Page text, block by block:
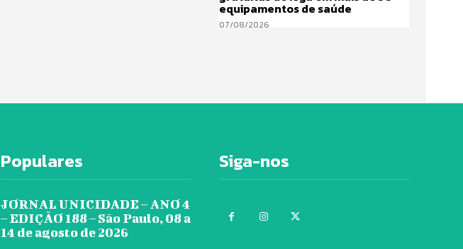
equipamentos de saúde
07/08/2026
Populares
JORNAL UNICIDADE – ANO 4
– EDIÇÃO 188 – São Paulo, 08 a
14 de agosto de 2026
Siga-nos